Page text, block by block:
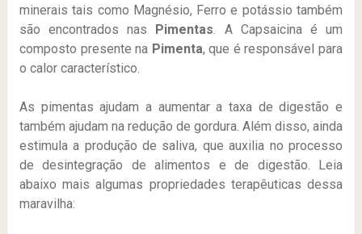
minerais tais como Magnésio, Ferro e potássio também
são encontrados nas Pimentas. A Capsaicina é um
composto presente na Pimenta, que é responsável para
o calor característico.
As pimentas ajudam a aumentar a taxa de digestão e
também ajudam na redução de gordura. Além disso, ainda
estimula a produção de saliva, que auxilia no processo
de desintegração de alimentos e de digestão. Leia
abaixo mais algumas propriedades terapêuticas dessa
maravilha: